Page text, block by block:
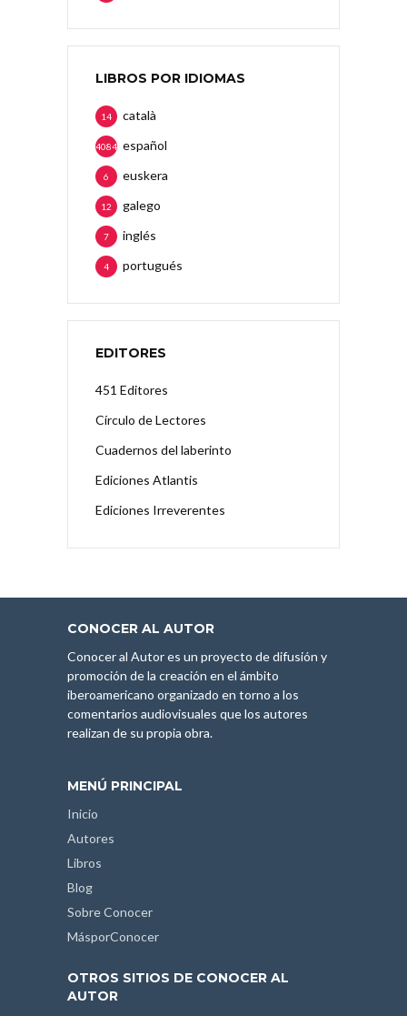
LIBROS POR IDIOMAS
català
14
español
4084
euskera
6
galego
12
inglés
7
portugués
4
EDITORES
451 Editores
Círculo de Lectores
Cuadernos del laberinto
Ediciones Atlantis
Ediciones Irreverentes
CONOCER AL AUTOR
Conocer al Autor es un proyecto de difusión y
promoción de la creación en el ámbito
iberoamericano organizado en torno a los
comentarios audiovisuales que los autores
realizan de su propia obra.
MENÚ PRINCIPAL
Inicio
Autores
Libros
Blog
Sobre Conocer
MásporConocer
OTROS SITIOS DE CONOCER AL
AUTOR